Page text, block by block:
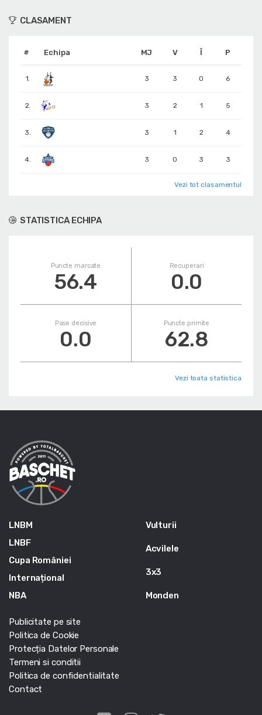
CLASAMENT
# Echipa MJ V Î P
1. 3 3 0 6
2. 3 2 1 5
3. 3 1 2 4
4. 3 0 3 3
Vezi tot clasamentul
STATISTICA ECHIPA
Puncte marcate
56.4
Recuperari
0.0
Pase decisive
0.0
Puncte primite
62.8
Vezi toata statistica
LNBM
LNBF
Cupa României
Internațional
NBA
Vulturii
Acvilele
3x3
Monden
Publicitate pe site
Politica de Cookie
Protecția Datelor Personale
Termeni si conditii
Politica de confidentialitate
Contact